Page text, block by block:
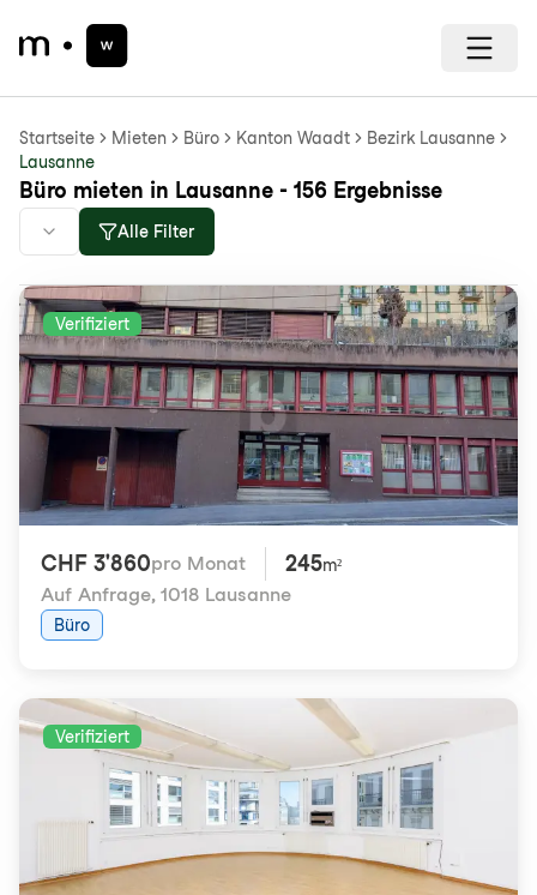
Startseite Mieten Büro Kanton Waadt
Bezirk Lausanne
Lausanne
Büro mieten in Lausanne - 156 Ergebnisse
Alle Filter
Verifiziert
CHF 3'860pro Monat 245m²
Auf Anfrage, 1018 Lausanne
Büro
Verifiziert